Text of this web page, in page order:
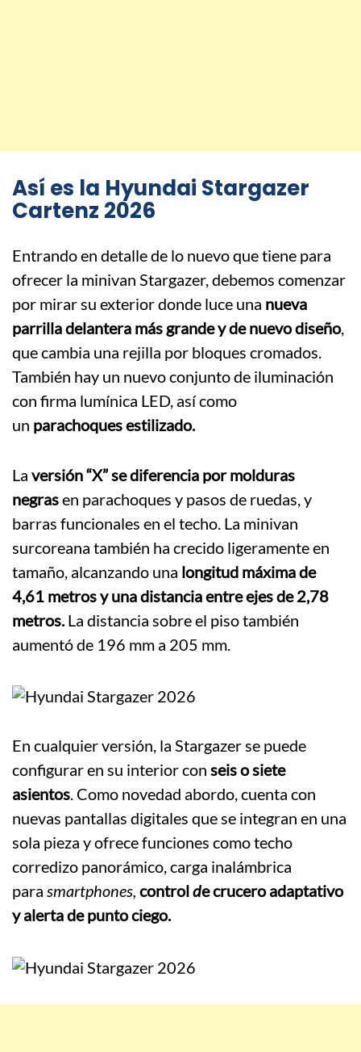
Así es la Hyundai Stargazer
Cartenz 2026
Entrando en detalle de lo nuevo que tiene para
ofrecer la minivan Stargazer, debemos comenzar
por mirar su exterior donde luce una nueva
parrilla delantera más grande y de nuevo diseño,
que cambia una rejilla por bloques cromados.
También hay un nuevo conjunto de iluminación
con firma lumínica LED, así como
un parachoques estilizado.
La versión “X” se diferencia por molduras
negrasen parachoques y pasos de ruedas, y
barras funcionales en el techo. La minivan
surcoreana también ha crecido ligeramente en
tamaño, alcanzando una longitud máxima de
4,61 metros y una distancia entre ejes de 2,78
metros. La distancia sobre el piso también
aumentó de 196 mm a 205 mm.
En cualquier versión, la Stargazer se puede
configurar en su interior con seis o siete
asientos. Como novedad abordo, cuenta con
nuevas pantallas digitales que se integran en una
sola pieza y ofrece funciones como techo
corredizo panorámico, carga inalámbrica
para smartphones, controlde crucero adaptativo
y alerta de punto ciego.